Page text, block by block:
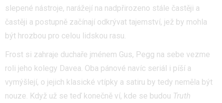
slepené nástroje, narážejí na nadpřirozeno stále častěji a
častěji a postupně začínají odkrývat tajemství, jež by mohla
být hrozbou pro celou lidskou rasu.
Frost si zahraje duchaře jménem Gus, Pegg na sebe vezme
roli jeho kolegy Davea. Oba pánové navíc seriál i píší a
vymýšlejí, o jejich klasické vtípky a satiru by tedy neměla být
nouze. Když už se teď konečně ví, kde se budou Truth